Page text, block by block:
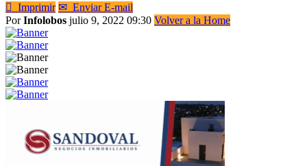
 Imprimir ✉ Enviar E-mail
PorInfolobos julio 9, 2022 09:30 Volver a la Home